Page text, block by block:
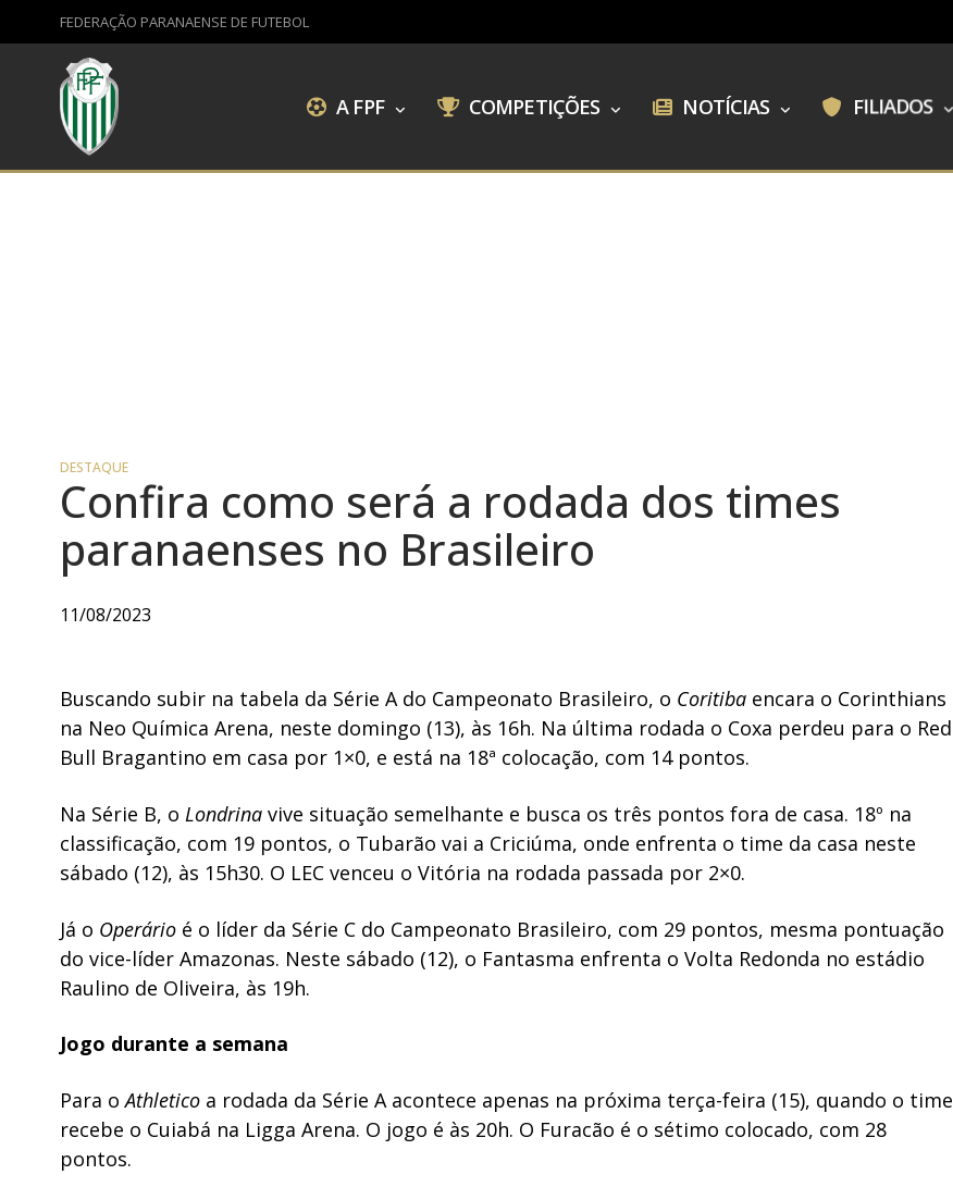
FEDERAÇÃO PARANAENSE DE FUTEBOL
A FPF COMPETIÇÕES NOTÍCIAS FILIADOS
DESTAQUE
Confira como será a rodada dos times
paranaenses no Brasileiro
11/08/2023
Buscando subir na tabela da Série A do Campeonato Brasileiro, o Coritiba encara o Corinthians
na Neo Química Arena, neste domingo (13), às 16h. Na última rodada o Coxa perdeu para o Red
Bull Bragantino em casa por 1×0, e está na 18ª colocação, com 14 pontos.
Na Série B, oLondrinavive situação semelhante e busca os três pontos fora de casa. 18º na
classificação, com 19 pontos, o Tubarão vai a Criciúma, onde enfrenta o time da casa neste
sábado (12), às 15h30. O LEC venceu o Vitória na rodada passada por 2×0.
Já o Operário é o líder da Série C do Campeonato Brasileiro, com 29 pontos, mesma pontuação
do vice-líder Amazonas. Neste sábado (12), o Fantasma enfrenta o Volta Redonda no estádio
Raulino de Oliveira, às 19h.
Jogo durante a semana
Para oAthletico a rodada da Série A acontece apenas na próxima terça-feira (15), quando o time
recebe o Cuiabá na Ligga Arena. O jogo é às 20h. O Furacão é o sétimo colocado, com 28
pontos.